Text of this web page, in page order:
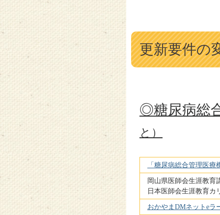
更新要件の
◎糖尿病総
と）
「糖尿病総合管理医
岡山県医師会生涯教育
日本医師会生涯教育カ
おかやまDMネットeラ